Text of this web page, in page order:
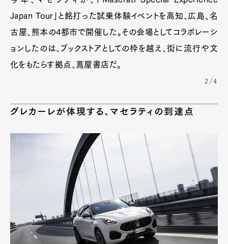
Japan Tour」と銘打った試乗体験イベントを高知、広島、名
古屋、熊本の4都市で開催した。その会場としてコラボレーシ
ョンしたのは、ブックストアとしての枠を越え、街に流行や文
化をもたらす拠点、蔦屋書店だ。
2/4
グレカーレが体現する、マセラティの到達点